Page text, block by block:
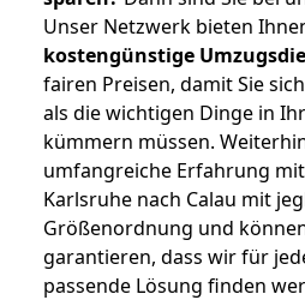
Unser Netzwerk bieten
kostengünstige
fairen Preisen, damit Sie
als die wichtigen Dinge in
kümmern müssen.
umfangreiche Erfahrung
Karlsruhe nach Calau mit
Größenordnung und
garantieren, dass wir für
passende Lösung finden